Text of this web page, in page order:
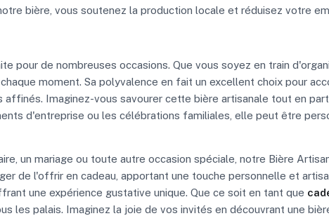
bière, vous soutenez la production locale et réduisez votre
pour de nombreuses occasions. Que vous soyez en train
moment. Sa polyvalence en fait un excellent choix pour
Imaginez-vous savourer cette bière artisanale tout en
d'entreprise ou les célébrations familiales, elle peut être
un mariage ou toute autre occasion spéciale, notre Bière
de l'offrir en cadeau, apportant une touche personnelle et
une expérience gustative unique. Que ce soit en tant que
les palais. Imaginez la joie de vos invités en découvrant une